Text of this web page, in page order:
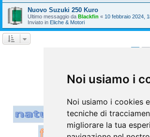
Noi usiamo i
Noi usiamo i cookies
tecniche di
migliorare la tua
Nuovo Suzuki 250 Kuro
Ultimo messaggio da Blackfin « 10 febbraio 2024,
Inviato in Eliche & Motori